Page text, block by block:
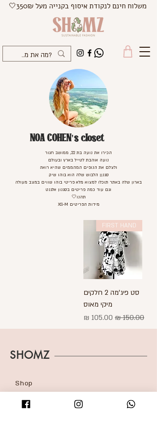
משלוח חינם לנקודת איסוף בקנייה מעל 350₪🤍
NOA COHEN's closet
הכירו את נועה בת 22, ממושב חגור
נועה אוהבת לטייל בארץ ובעולם
ולצלם את הנופים המהממים שהיא רואה
סגנןן הלבוש שלה הוא בוהו שיק
בארון שלה באתר תוכלו למצוא מלא פריטי בוהו שווים במצב מעולה
וגם עוד כמה פריטים בסגנון אלגנט
תהנו🤍
מידות הפריטים XS-M
FIRST HAND
סט פיג'מה 2 חלקים
מיקי מאוס
מחיר רגיל מחיר מבצע
SHOMZ
Shop
Blog
FAQ